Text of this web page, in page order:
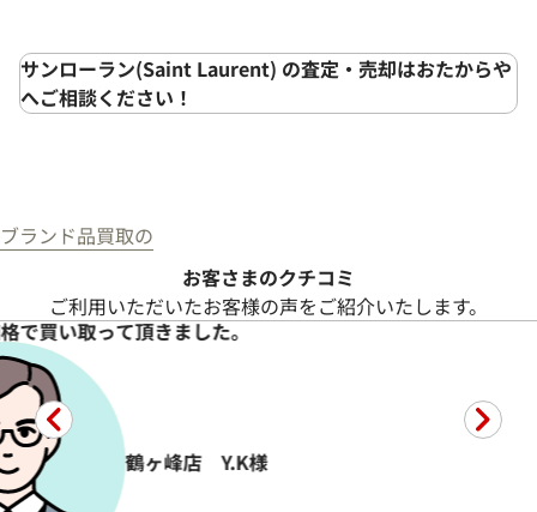
サンローラン(Saint Laurent) の査定・売却はおたからや
へご相談ください！
ブランド品買取の
お客さまのクチコミ
ご利用いただいたお客様の声をご紹介いたします。
で買い取って頂きました。
鶴ヶ峰店 Y.K様